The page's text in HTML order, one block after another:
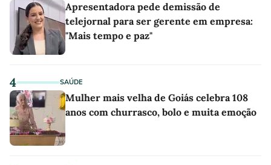
Apresentadora pede demissão de
telejornal para ser gerente em empresa:
"Mais tempo e paz"
4 SAÚDE
Mulher mais velha de Goiás celebra 108
anos com churrasco, bolo e muita emoção